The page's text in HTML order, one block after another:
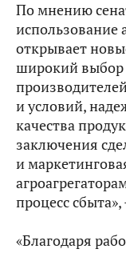
По мнению
использование
открывает
широкий выбор
и условий,
качества
заключения
и
процесс
«Благодаря